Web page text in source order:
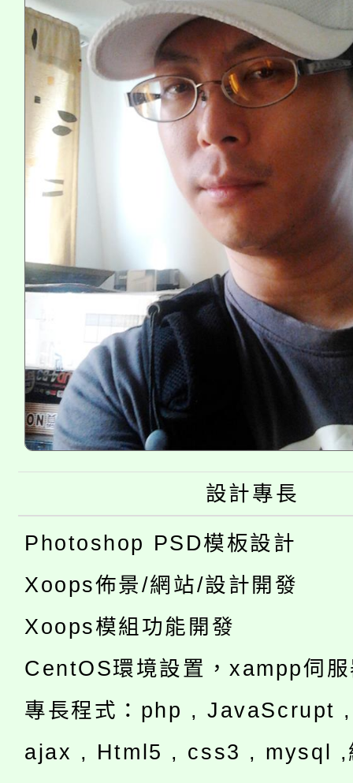
設計專長
Photoshop PSD模板設計
Xoops佈景/網站/設計開發
Xoops模組功能開發
CentOS環境設置，xampp伺
專長程式：php , JavaScrupt
ajax , Html5 , css3 , mysql ,